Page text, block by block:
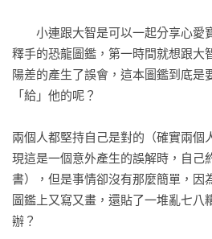
小連跟大智是可以一起分享心愛
釋手的恐龍圖鑑，第一時間就想跟大
陽差的產生了誤會，這本圖鑑到底是
「給」他的呢？
兩個人都堅持自己是對的（確實兩個
現這是一個意外產生的誤解時，自己
書），但是事情卻沒有那麼簡單，因
圖鑑上又寫又畫，還貼了一堆亂七
辦？